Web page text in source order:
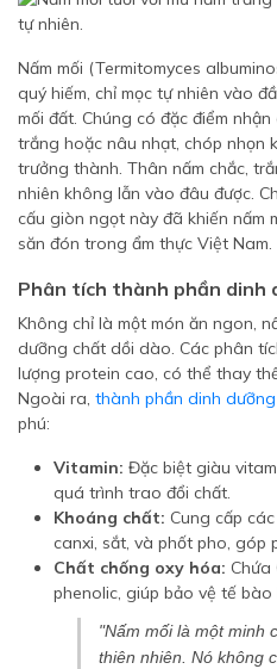
Nấm mối (Termitomyces
quý hiếm, chỉ mọc tự nhiên vào
mối đất. Chúng có đặc điểm
trắng hoặc nâu nhạt, chóp nhọn
trưởng thành. Thân nấm chắc,
nhiên không lẫn vào đâu được.
cấu giòn ngọt này đã khiến nấm
săn đón trong ẩm thực Việt Nam.
Phân tích thành phần dinh
Không chỉ là một món ăn ngon,
dưỡng chất dồi dào. Các phân
lượng protein cao, có thể thay
Ngoài ra, thành phần dinh
phú:
Vitamin: Đặc biệt giàu
quá trình trao đổi chất.
Khoáng chất: Cung cấp
canxi, sắt, và phốt pho, góp
Chất chống oxy hóa:
phenolic, giúp bảo vệ tế
"Nấm mối là một minh
thiên nhiên. Nó không